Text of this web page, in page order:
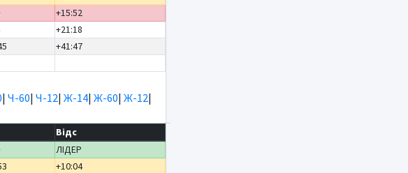
+15:52
+21:18
+41:47
| Ч-60| Ч-12| Ж-14| Ж-60| Ж-12|
Відс
ЛІДЕР
+10:04